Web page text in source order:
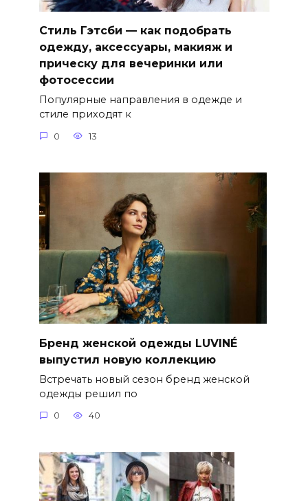
Стиль Гэтсби — как подобрать
одежду, аксессуары, макияж и
прическу для вечеринки или
фотосессии
Популярные направления в одежде и
стиле приходят к
0 13
Бренд женской одежды LUVINÉ
выпустил новую коллекцию
Встречать новый сезон бренд женской
одежды решил по
0 40